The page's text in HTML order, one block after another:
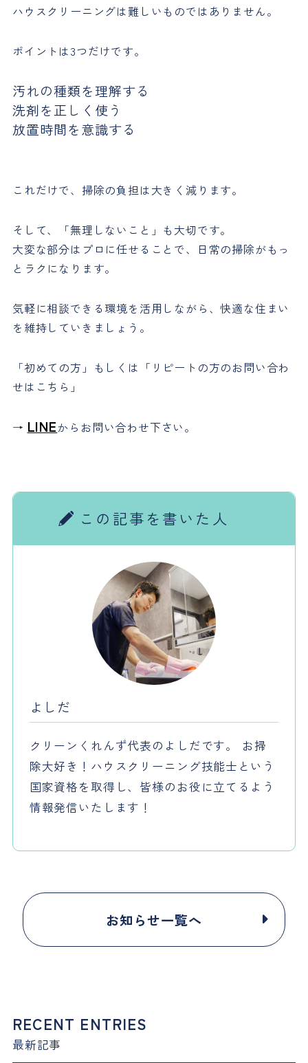
ハウスクリーニングは難しいものではありません。
ポイントは3つだけです。
汚れの種類を理解する
洗剤を正しく使う
放置時間を意識する
これだけで、掃除の負担は大きく減ります。
そして、「無理しないこと」も大切です。
大変な部分はプロに任せることで、日常の掃除がもっ
とラクになります。
気軽に相談できる環境を活用しながら、快適な住まい
を維持していきましょう。
「初めての方」もしくは「リピートの方のお問い合わ
せはこちら」
→ LINEからお問い合わせ下さい。
この記事を書いた人
よしだ
クリーンくれんず代表のよしだです。 お掃
除大好き！ハウスクリーニング技能士という
国家資格を取得し、皆様のお役に立てるよう
情報発信いたします！
お知らせ一覧へ
RECENT ENTRIES
最新記事